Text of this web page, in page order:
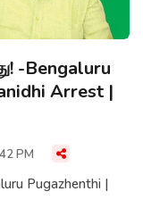
-Bengaluru
Arrest |
PM
Pugazhenthi |